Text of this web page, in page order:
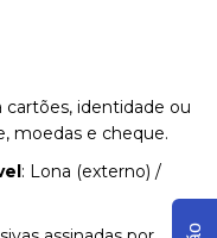
identidade ou
moedas e cheque.
: Lona (externo) /